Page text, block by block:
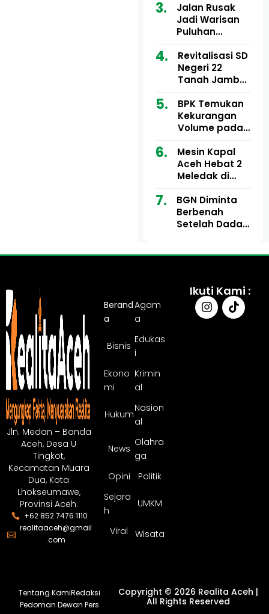
Artifisial bagi
Guru
Matematika
Motor Imum
Gampong, Uji
Nyali APH
Bermain di
Balik Rp250
Ribu
Jalan Rusak
Jadi Warisan
Puluhan
dan Tgk
Muharuddin
Kini Didesak
Revitalisasi SD
Negeri 22
Tanah Jambo
Miliar Tuai
Sorotan, Publik
Pertanyakan
Anggaran
BPK Temukan
Kekurangan
Volume pada
Aceh Utara
Tahun 2024,
Pengembalian
Sepenuhnya
Tuntas
Mesin Kapal
Aceh Hebat 2
Meledak di
Ulee Lheue, 14
Orang Derita
Luka Bakar
BGN Diminta
Berbenah
Setelah Dadan
Jln. Medan – Banda
Aceh, Desa U
Tingkot,
Kecamatan Muara
Dua, Kota
Lhokseumawe,
Provinsi Aceh.
+62 852 7476 1110
realitaaceh@gmail
.com
Berand
a
Agam
a
Bisnis
Edukas
i
Ekono
mi
Krimin
al
Hukum
Nasion
al
News
Olahra
ga
Opini
Politik
Sejara
h
UMKM
Viral Wisata
Ikuti Kami :
Tentang KamiRedaksi
Pedoman Dewan Pers
Copyright © 2026 Realita Aceh |
All Rights Reserved